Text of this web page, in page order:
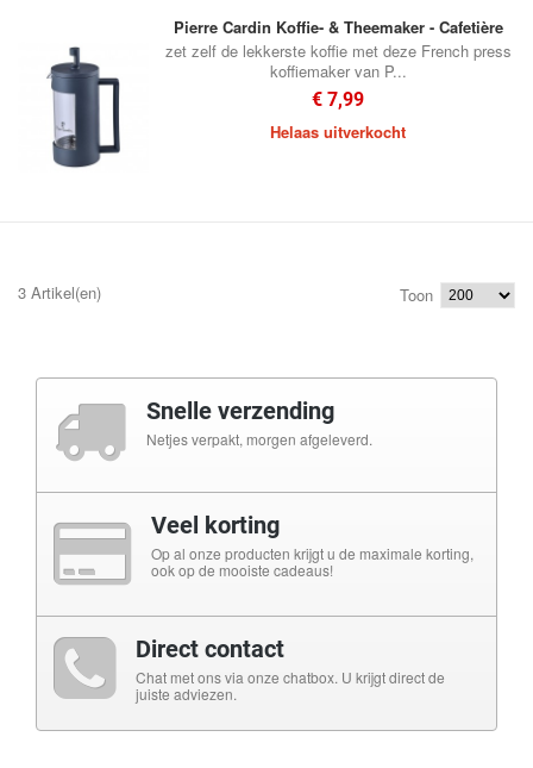
Pierre Cardin Koffie- & Theemaker - Cafetière
zet zelf de lekkerste koffie met deze French press
koffiemaker van P...
€ 7,99
Helaas uitverkocht
3 Artikel(en) Toon
Snelle verzending
Netjes verpakt, morgen afgeleverd.
Veel korting
Op al onze producten krijgt u de maximale korting,
ook op de mooiste cadeaus!
Direct contact
Chat met ons via onze chatbox. U krijgt direct de
juiste adviezen.